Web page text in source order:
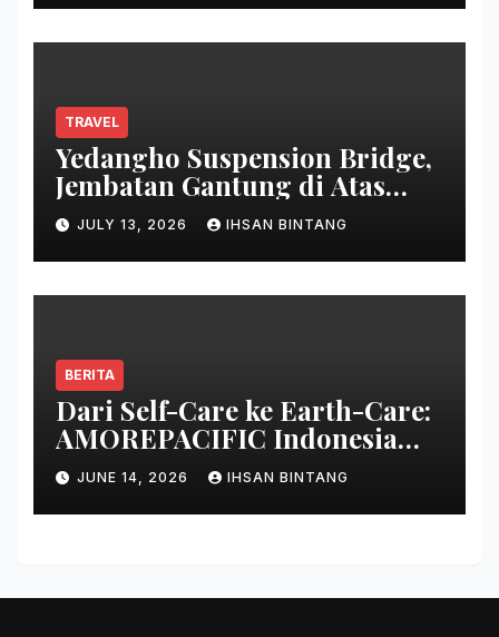
TRAVEL
Yedangho Suspension Bridge,
Jembatan Gantung di Atas
Danau
JULY 13, 2026 IHSAN BINTANG
BERITA
Dari Self-Care ke Earth-Care:
AMOREPACIFIC Indonesia
Ciptakan Gerakan
Keberlanjutan Baru di Bali
JUNE 14, 2026 IHSAN BINTANG